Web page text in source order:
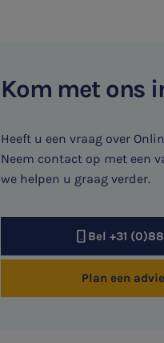
Kom met ons
Heeft u een vraag over
Neem contact op met een
we helpen u graag verder.
Bel +31
Plan een